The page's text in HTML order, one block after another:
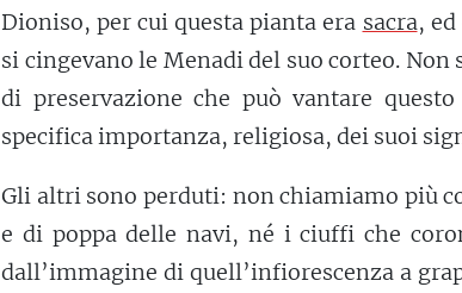
Dioniso, per cui questa pianta era sacra, ed
si cingevano le Menadi del suo corteo. Non
di preservazione che può vantare
specifica importanza, religiosa, dei suoi
Gli altri sono perduti: non chiamiamo più
e di poppa delle navi, né i ciuffi che
dall’immagine di quell’infiorescenza a